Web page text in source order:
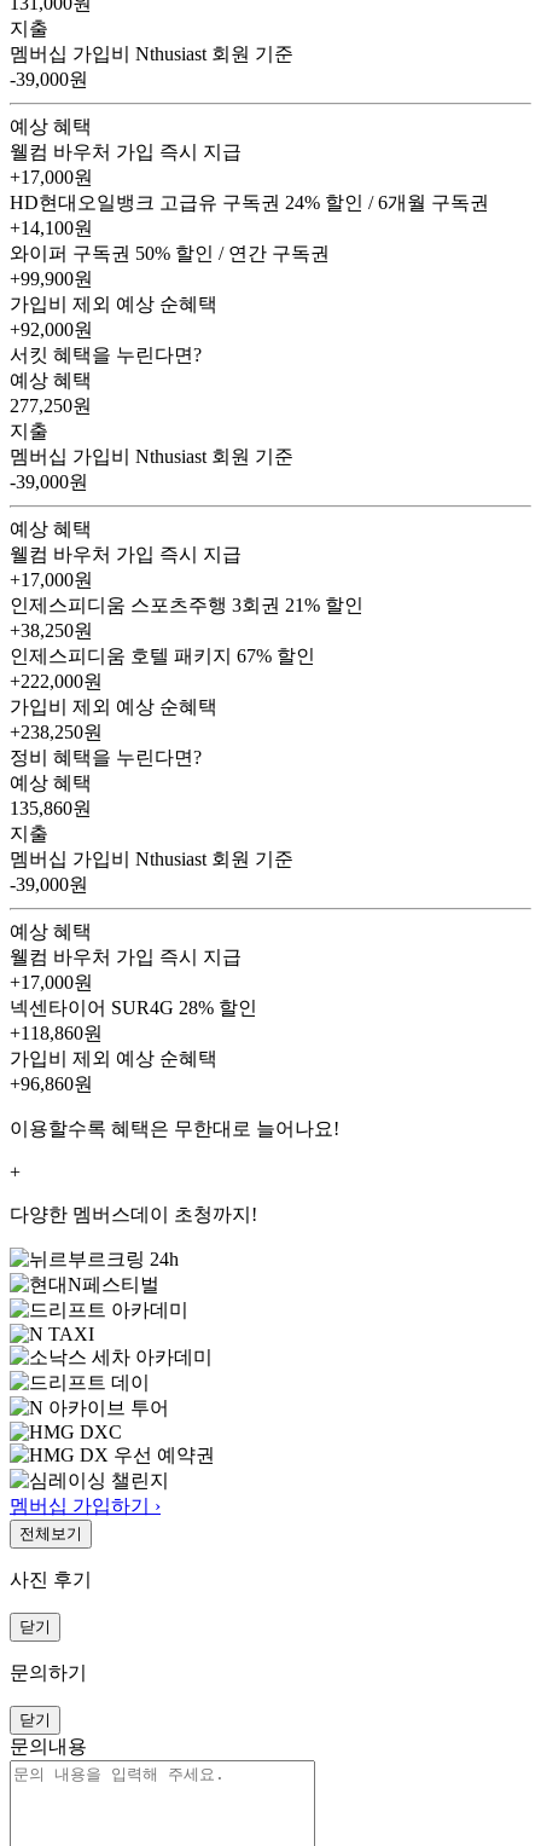
지출
멤버십 가입비
Nthusiast 회원 기준
-39,000원
예상 혜택
웰컴 바우처 가입 즉시 지급
+17,000원
HD현대오일뱅크 고급유 구독권 24% 할인 / 6개월 구독권
+14,100원
와이퍼 구독권 50% 할인 / 연간 구독권
+99,900원
가입비 제외 예상 순혜택
+92,000원
서킷 혜택을 누린다면?
예상 혜택
277,250원
지출
멤버십 가입비
Nthusiast 회원 기준
-39,000원
예상 혜택
웰컴 바우처 가입 즉시 지급
+17,000원
인제스피디움 스포츠주행 3회권 21% 할인
+38,250원
인제스피디움 호텔 패키지 67% 할인
+222,000원
가입비 제외 예상 순혜택
+238,250원
정비 혜택을 누린다면?
예상 혜택
135,860원
지출
멤버십 가입비
Nthusiast 회원 기준
-39,000원
예상 혜택
웰컴 바우처 가입 즉시 지급
+17,000원
넥센타이어 SUR4G 28% 할인
+118,860원
가입비 제외 예상 순혜택
+96,860원
이용할수록 혜택은 무한대로 늘어나요!
+
다양한 멤버스데이 초청까지!
멤버십 가입하기 ›
전체보기
사진 후기
닫기
문의하기
닫기
문의내용